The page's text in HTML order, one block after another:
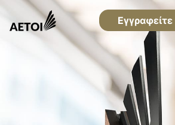
Εγγραφείτε